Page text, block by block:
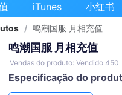
iTunes 小红书
/ 鸣潮国服 月相充值
鸣潮国服 月相充值
Vendas do produto: Vendido 450
Especificação do